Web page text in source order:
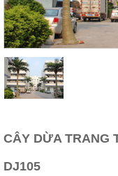
Thất
Phòng
Khách
rượu,
Bàn
trà...
Thất
Ngủ
CÂY DỪA TRANG
DJ105